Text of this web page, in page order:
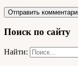
Поиск по сайту
Найти: